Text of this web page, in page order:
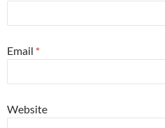
Email *
Website